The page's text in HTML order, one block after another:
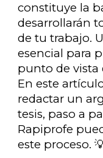
constituye la
desarrollarán
de tu trabajo.
esencial para
punto de vista
En este
redactar un
tesis, paso a
Rapiprofe
este proceso.